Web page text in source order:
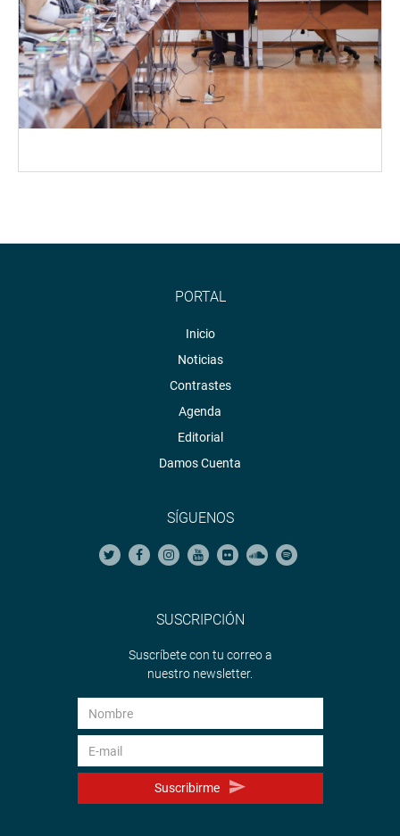
PORTAL
Inicio
Noticias
Contrastes
Agenda
Editorial
Damos Cuenta
SÍGUENOS
SUSCRIPCIÓN
Suscríbete con tu correo a
nuestro newsletter.
Suscribirme